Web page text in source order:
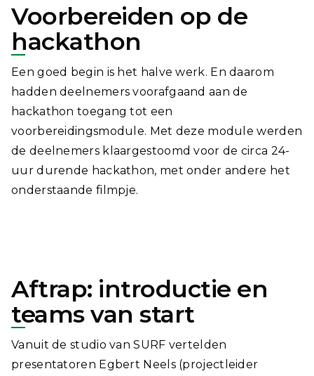
Voorbereiden op de
hackathon
Een goed begin is het halve werk. En daarom
hadden deelnemers voorafgaand aan de
hackathon toegang tot een
voorbereidingsmodule. Met deze module werden
de deelnemers klaargestoomd voor de circa 24-
uur durende hackathon, met onder andere het
onderstaande filmpje.
Aftrap: introductie en
teams van start
Vanuit de studio van SURF vertelden
presentatoren Egbert Neels (projectleider